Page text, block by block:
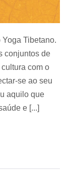
Tibetano.
conjuntos de
com o
se ao seu
aquilo que
e [...]